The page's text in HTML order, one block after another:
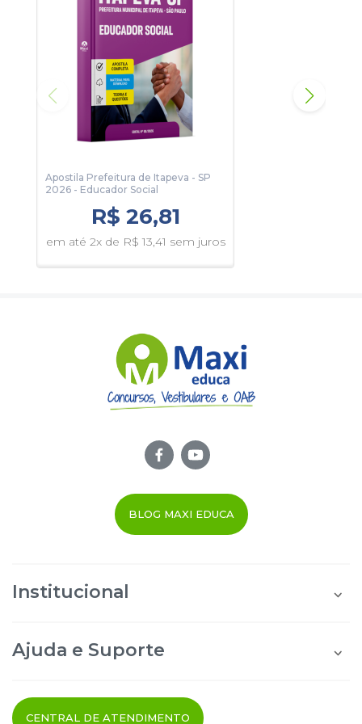
Apostila Prefeitura de Itapeva - SP
2026 - Educador Social
R$ 26,81
em até 2x de R$ 13,41 sem juros
BLOG MAXI EDUCA
Institucional
Área do Afiliado
Ajuda e Suporte
Termos de uso
CENTRAL DE ATENDIMENTO